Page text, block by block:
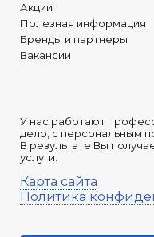
Акции
Полезная информация
Бренды и партнеры
Вакансии
У нас работают
дело, с персональным
В результате Вы
услуги.
Карта сайта
Политика